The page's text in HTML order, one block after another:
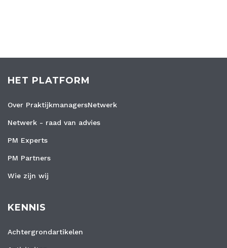
HET PLATFORM
Over PraktijkmanagersNetwerk
Netwerk - raad van advies
PM Experts
PM Partners
Wie zijn wij
KENNIS
Achtergrondartikelen